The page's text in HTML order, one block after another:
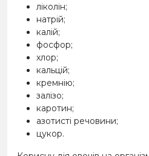
ліколін;
натрій;
калій;
фосфор;
хлор;
кальцій;
кремнію;
залізо;
каротин;
азотисті речовини;
цукор.